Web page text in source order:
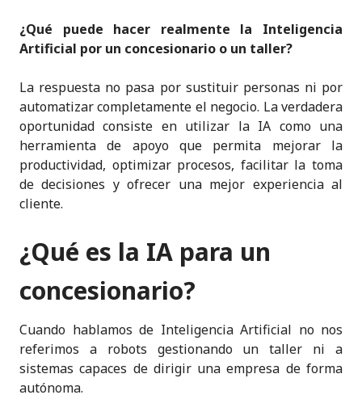
¿Qué puede hacer realmente la Inteligencia
Artificial por un concesionario o un taller?
La respuesta no pasa por sustituir personas ni por
automatizar completamente el negocio. La verdadera
oportunidad consiste en utilizar la IA como una
herramienta de apoyo que permita mejorar la
productividad, optimizar procesos, facilitar la toma
de decisiones y ofrecer una mejor experiencia al
cliente.
¿Qué es la IA para un
concesionario?
Cuando hablamos de Inteligencia Artificial no nos
referimos a robots gestionando un taller ni a
sistemas capaces de dirigir una empresa de forma
autónoma.